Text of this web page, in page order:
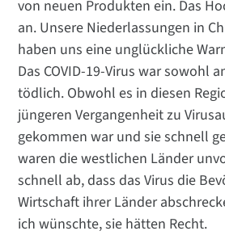
von neuen Produkten ein. Das
an. Unsere Niederlassungen in
haben uns eine unglückliche
Das COVID-19-Virus war sowohl
tödlich. Obwohl es in diesen
jüngeren Vergangenheit zu
gekommen war und sie schnell
waren die westlichen Länder
schnell ab, dass das Virus die
Wirtschaft ihrer Länder
ich wünschte, sie hätten Recht.